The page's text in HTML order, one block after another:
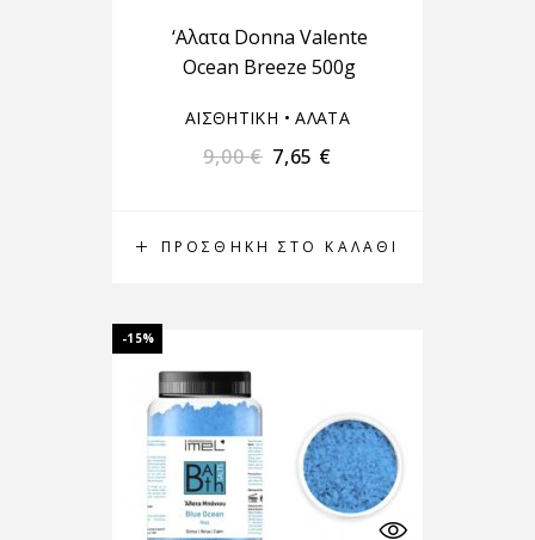
ΠΡΟΣΘΉΚΗ ΣΤΟ ΚΑΛΆΘΙ
‘Αλατα Donna Valente
Ocean Breeze 500g
ΑΙΣΘΗΤΙΚΗ •ΑΛΑΤΑ
9,00€ 7,65 €
-15%